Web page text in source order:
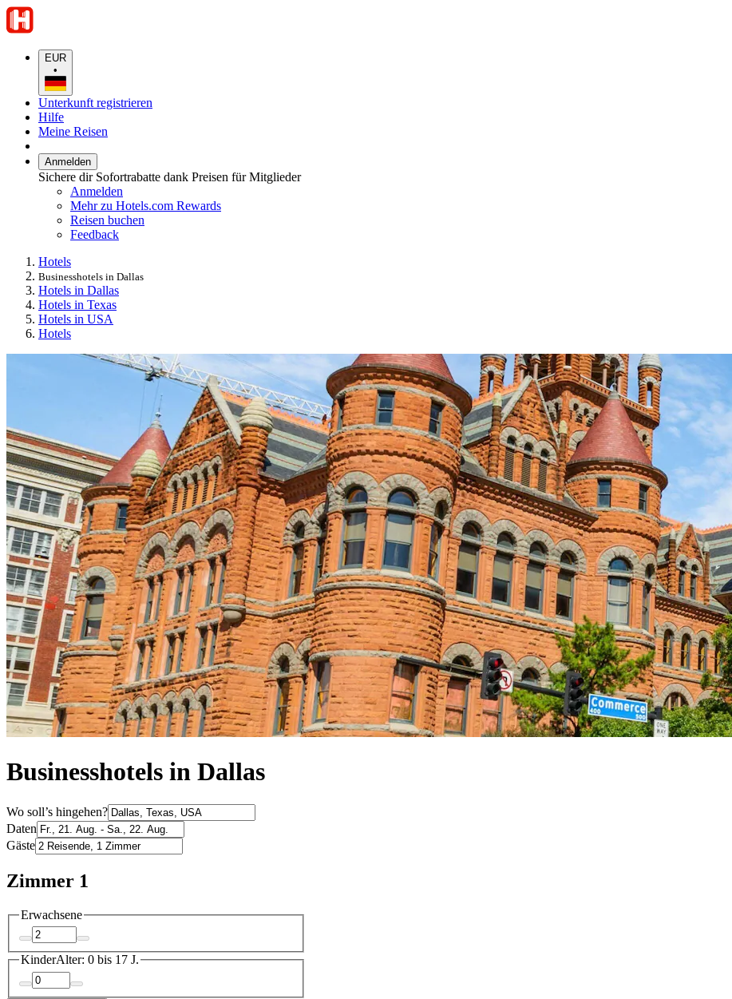
EUR
•
Unterkunft registrieren
Hilfe
Meine Reisen
Anmelden
Sichere dir Sofortrabatte dank Preisen für Mitglieder
Anmelden
Mehr zu Hotels.com Rewards
Reisen buchen
Feedback
Hotels
Businesshotels in Dallas
Hotels in Dallas
Hotels in Texas
Hotels in USA
Hotels
Businesshotels in Dallas
Wo soll’s hingehen?
Daten
Gäste
Zimmer 1
Erwachsene
KinderAlter: 0 bis 17 J.